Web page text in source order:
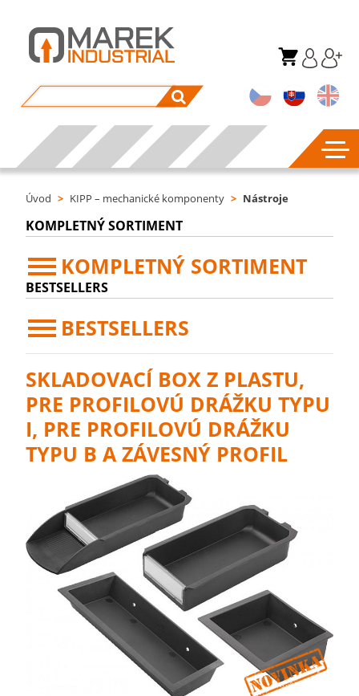
Úvod > KIPP – mechanické komponenty > Nástroje
KOMPLETNÝ SORTIMENT
KOMPLETNÝ SORTIMENT
BESTSELLERS
BESTSELLERS
SKLADOVACÍ BOX Z PLASTU,
PRE PROFILOVÚ DRÁŽKU TYPU
I, PRE PROFILOVÚ DRÁŽKU
TYPU B A ZÁVESNÝ PROFIL